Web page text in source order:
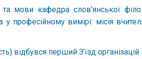
кафедра слов’янської
професійному вимірі: місія
відбувся перший З’їзд